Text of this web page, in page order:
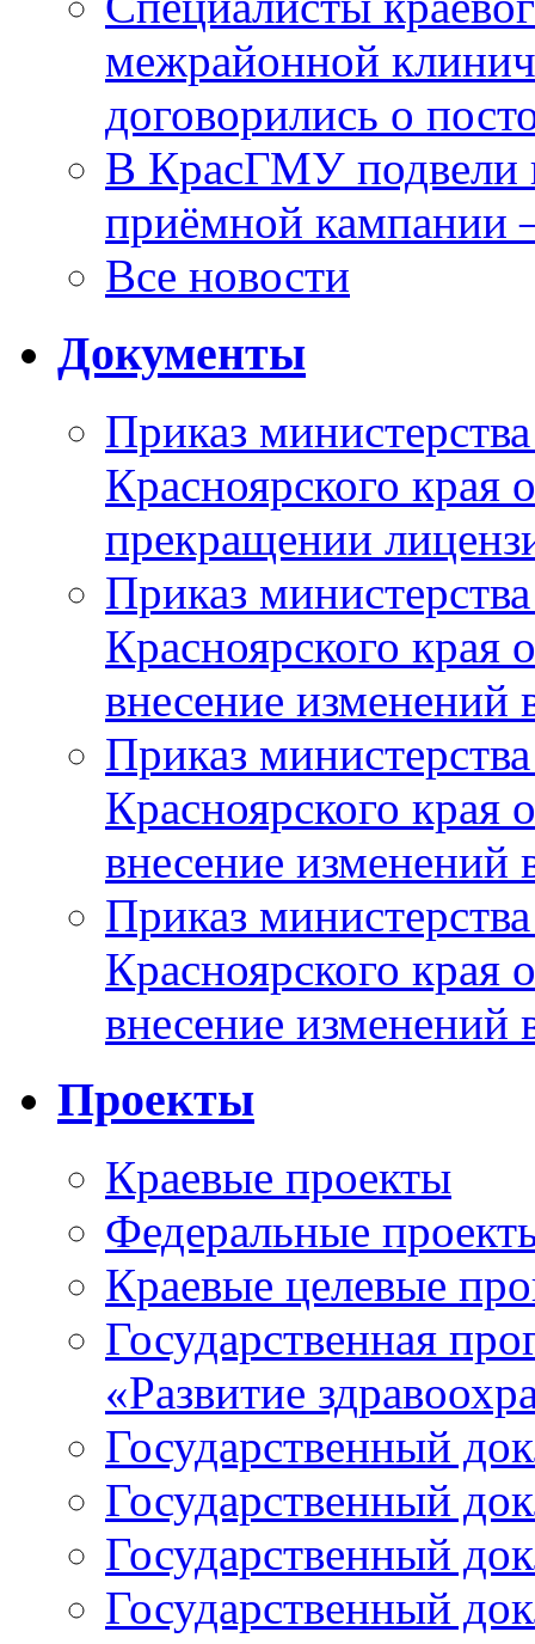
межрайонной
договорились о
В КрасГМУ подвели
приёмной кампании
Все новости
Документы
Приказ
Красноярского
прекращении
Приказ
Красноярского
внесение изменений
Приказ
Красноярского
внесение изменений
Приказ
Красноярского
внесение изменений
Проекты
Краевые проекты
Федеральные
Краевые целевые
Государственная
«Развитие
Государственный
Государственный
Государственный
Государственный